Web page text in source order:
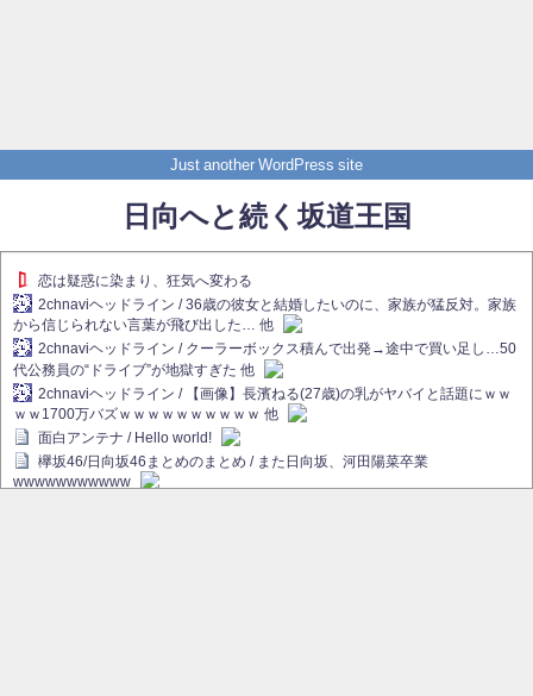
Just another WordPress site
日向へと続く坂道王国
恋は疑惑に染まり、狂気へ変わる
2chnaviヘッドライン / 36歳の彼女と結婚したいのに、家族が猛反対。家族
から信じられない言葉が飛び出した… 他
2chnaviヘッドライン / クーラーボックス積んで出発→途中で買い足し…50
代公務員の“ドライブ”が地獄すぎた 他
2chnaviヘッドライン / 【画像】長濱ねる(27歳)の乳がヤバイと話題にｗｗ
ｗｗ1700万バズｗｗｗｗｗｗｗｗｗｗ 他
面白アンテナ / Hello world!
欅坂46/日向坂46まとめのまとめ / また日向坂、河田陽菜卒業
wwwwwwwwwww